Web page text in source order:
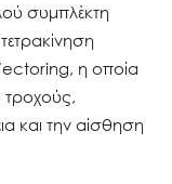
συμπλέκτη
η οποία
τροχούς,
και την αίσθηση